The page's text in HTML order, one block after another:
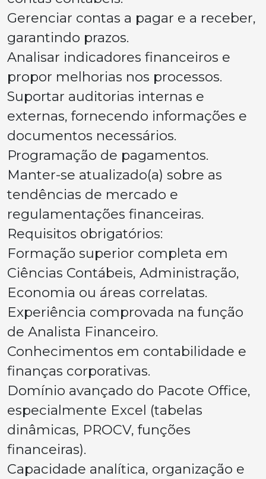
Gerenciar contas a pagar e a receber,
garantindo prazos.
Analisar indicadores financeiros e
propor melhorias nos processos.
Suportar auditorias internas e
externas, fornecendo informações e
documentos necessários.
Programação de pagamentos.
Manter-se atualizado(a) sobre as
tendências de mercado e
regulamentações financeiras.
Requisitos obrigatórios:
Formação superior completa em
Ciências Contábeis, Administração,
Economia ou áreas correlatas.
Experiência comprovada na função
de Analista Financeiro.
Conhecimentos em contabilidade e
finanças corporativas.
Domínio avançado do Pacote Office,
especialmente Excel (tabelas
dinâmicas, PROCV, funções
financeiras).
Capacidade analítica, organização e